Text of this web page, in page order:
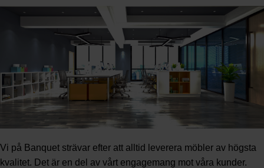
Vi på Banquet strävar efter att alltid leverera möbler av högsta
kvalitet. Det är en del av vårt engagemang mot våra kunder.